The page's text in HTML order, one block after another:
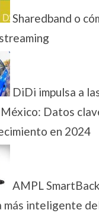
Sharedband o
DiDi impulsa a
Datos
en 2024
AMPL
más inteligente